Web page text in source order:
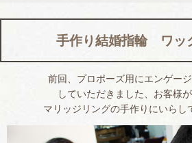
手作り結婚指輪 ワッ
前回、プロポーズ用にエンゲー
していただきました、お客様
マリッジリングの手作りにいらし